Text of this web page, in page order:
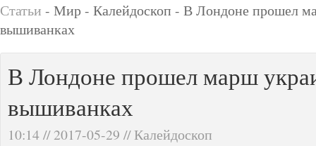
Статьи - Мир - Калейдоскоп - В Лондоне прошел
вышиванках
В Лондоне прошел марш
вышиванках
10:14 // 2017-05-29 // Калейдоскоп